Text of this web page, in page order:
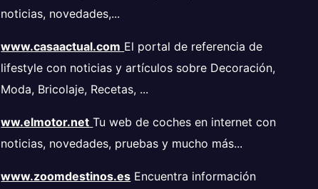
noticias, novedades,...
www.casaactual.com El portal de referencia de
lifestyle con noticias y artículos sobre Decoración,
Moda, Bricolaje, Recetas, ...
ww.elmotor.net Tu web de coches en internet con
noticias, novedades, pruebas y mucho más...
www.zoomdestinos.es Encuentra información